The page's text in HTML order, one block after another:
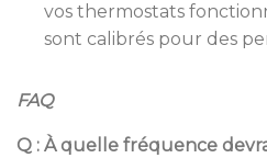
vos thermostats
sont calibrés pour des
FAQ
Q : À quelle fréquence